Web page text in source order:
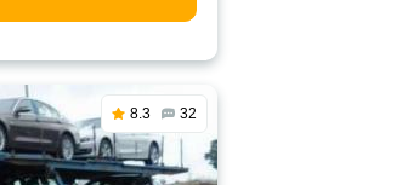
8.3 32